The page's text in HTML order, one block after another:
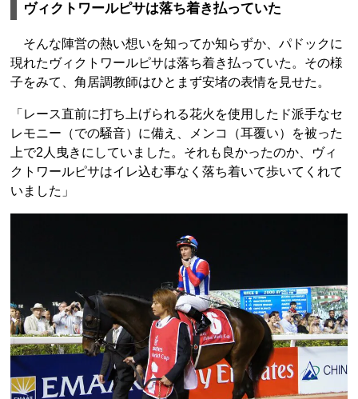
ヴィクトワールピサは落ち着き払っていた
そんな陣営の熱い想いを知ってか知らずか、パドックに
現れたヴィクトワールピサは落ち着き払っていた。その様
子をみて、角居調教師はひとまず安堵の表情を見せた。
「レース直前に打ち上げられる花火を使用したド派手なセ
レモニー（での騒音）に備え、メンコ（耳覆い）を被った
上で2人曳きにしていました。それも良かったのか、ヴィ
クトワールピサはイレ込む事なく落ち着いて歩いてくれて
いました」